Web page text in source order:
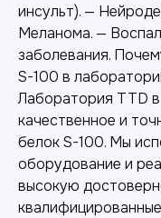
инсульт). —
Меланома. —
заболевания.
S-100 в
Лаборатория TTD
качественное и
белок S-100. Мы
оборудование и
высокую